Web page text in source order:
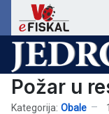
Požar u
Kategorija: Obale